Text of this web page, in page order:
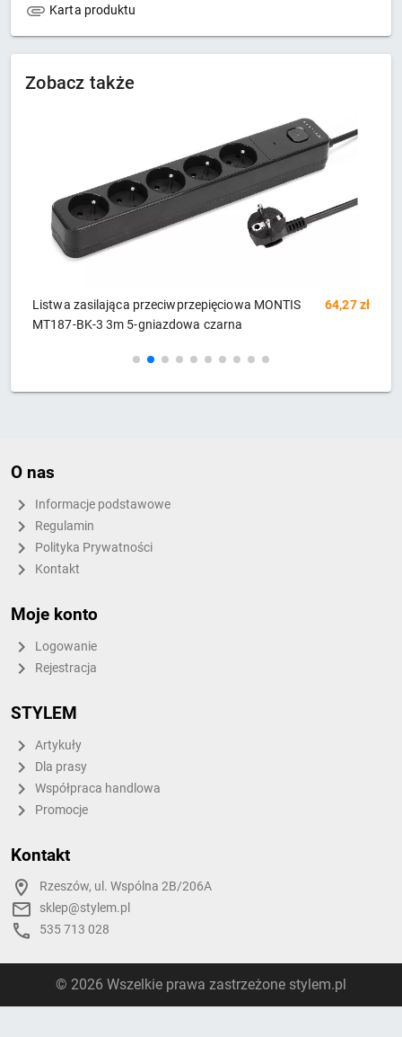
Karta produktu
Zobacz także
zł Listwa zasilająca Lestar LX 610 3m czarna 66,51 zł
O nas
Informacje podstawowe
Regulamin
Polityka Prywatności
Kontakt
Moje konto
Logowanie
Rejestracja
STYLEM
Artykuły
Dla prasy
Współpraca handlowa
Promocje
Kontakt
Rzeszów, ul. Wspólna 2B/206A
sklep@stylem.pl
535 713 028
© 2026 Wszelkie prawa zastrzeżone stylem.pl